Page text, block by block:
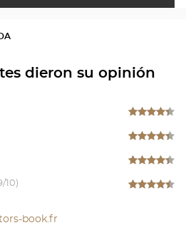
dieron su opinión
/10)
book.fr